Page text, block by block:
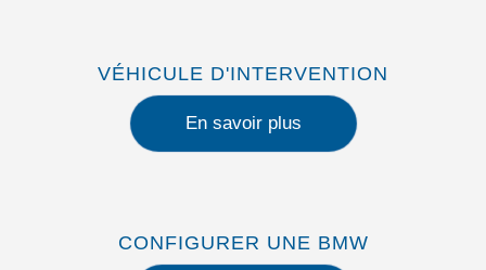
VÉHICULE D'INTERVENTION
En savoir plus
CONFIGURER UNE BMW